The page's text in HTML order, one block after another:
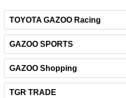
TOYOTA GAZOO Racing
GAZOO SPORTS
GAZOO Shopping
TGR TRADE